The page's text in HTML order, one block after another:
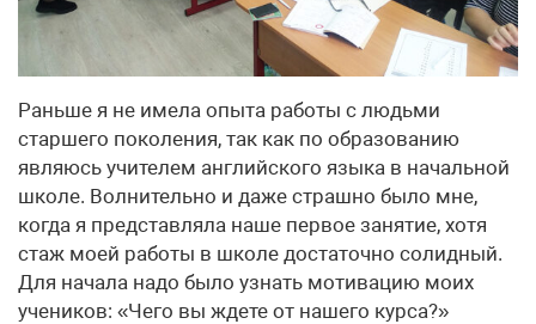
Раньше я не имела опыта работы с людьми
старшего поколения, так как по образованию
являюсь учителем английского языка в начальной
школе. Волнительно и даже страшно было мне,
когда я представляла наше первое занятие, хотя
стаж моей работы в школе достаточно солидный.
Для начала надо было узнать мотивацию моих
учеников: «Чего вы ждете от нашего курса?»